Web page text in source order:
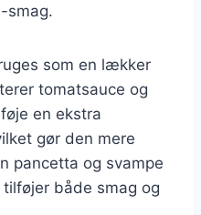
smag.
som en lækker
tomatsauce og
en ekstra
gør den mere
pancetta og svampe
både smag og